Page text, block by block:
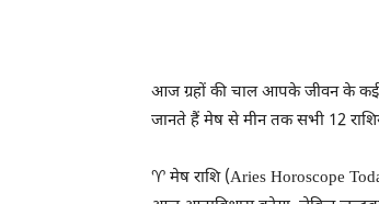
आज ग्रहों की चाल आपके जीवन के कई
जानते हैं मेष से मीन तक सभी 12
♈ मेष राशि (Aries Horoscope